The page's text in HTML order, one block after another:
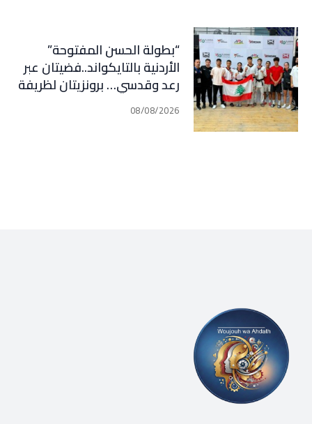
“بطولة الحسن المفتوحة”
الأردنية بالتايكواند..فضيتان عبر
رعد وقدسي… برونزيتان لظريفة
وأبي هيلا
08/08/2026